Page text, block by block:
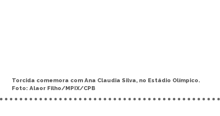
Torcida comemora com Ana Claudia Silva, no Estádio Olímpico.
Foto: Alaor Filho/MPIX/CPB